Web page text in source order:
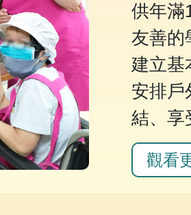
供年滿
友善的
建立基
安排戶
結、享
觀看